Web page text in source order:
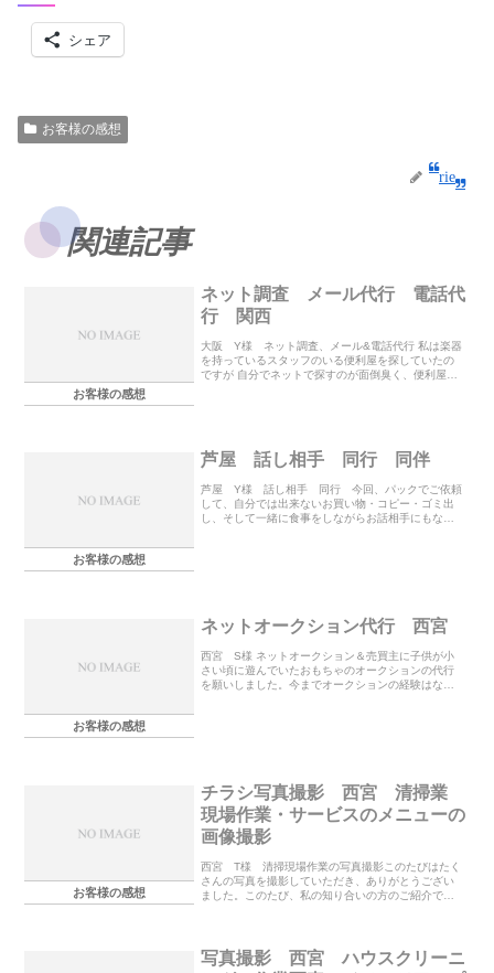
シェア
お客様の感想
rie
関連記事
お客様の感想
ネット調査 メール代行 電話代
行 関西
大阪 Y様 ネット調査、メール&電話代行 私は楽器
を持っているスタッフのいる便利屋を探していたの
ですが 自分でネットで探すのが面倒臭く、便利屋な
お客様の感想
芦屋 話し相手 同行 同伴
芦屋 Y様 話し相手 同行 今回、パックでご依頼
して、自分では出来ないお買い物・コピー・ゴミ出
し、そして一緒に食事をしながらお話相手にもなっ
お客様の感想
ネットオークション代行 西宮
西宮 S様 ネットオークション＆売買主に子供が小
さい頃に遊んでいたおもちゃのオークションの代行
を願いしました。今までオークションの経験はな
お客様の感想
チラシ写真撮影 西宮 清掃業
現場作業・サービスのメニューの
画像撮影
西宮 T様 清掃現場作業の写真撮影このたびはたく
さんの写真を撮影していただき、ありがとうござい
ました。このたび、私の知り合いの方のご紹介で西
写真撮影 西宮 ハウスクリーニ